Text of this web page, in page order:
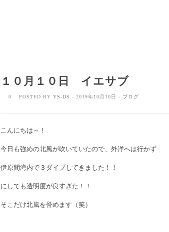
１０月１０日 イエサブ
0 POSTED BY YS-DS - 2019年10月10日 - ブログ
こんにちは～！
今日も強めの北風が吹いていたので、外洋へは行かず
伊原間湾内で３ダイブしてきました！！
にしても透明度が良すぎた！！
そこだけ北風を誉めます（笑）